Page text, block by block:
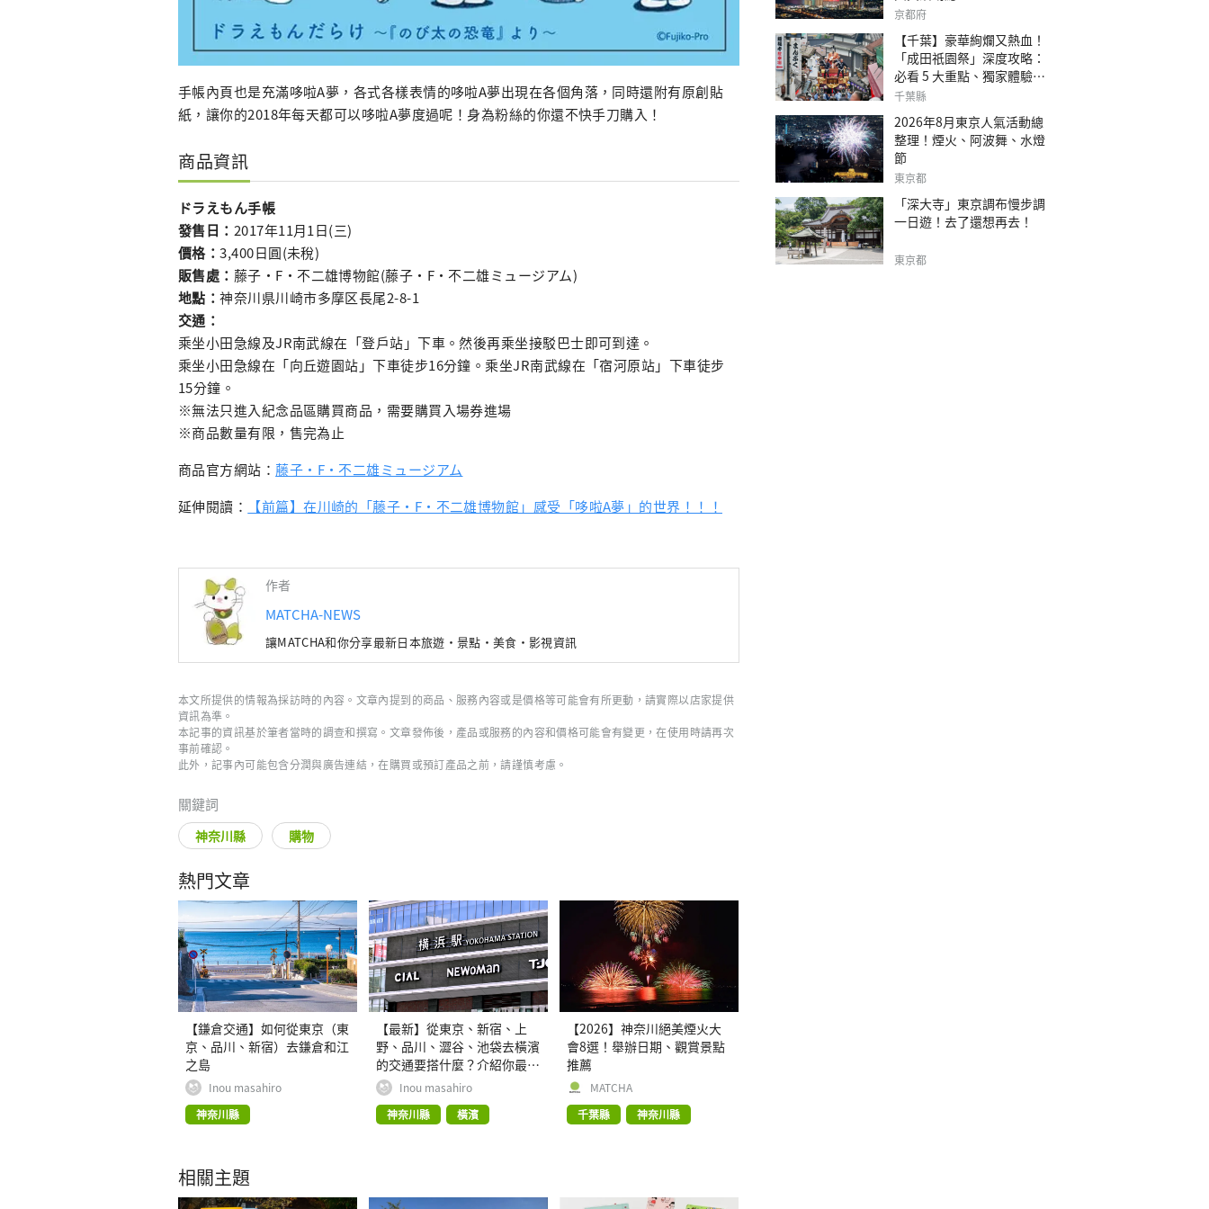
手帳內頁也是充滿哆啦A夢，各式各樣表情的哆啦A夢出現在各個角落，同時還附有原創貼
紙，讓你的2018年每天都可以哆啦A夢度過呢！身為粉絲的你還不快手刀購入！
商品資訊
ドラえもん手帳
發售日： 2017年11月1日(三)
價格：3,400日圓(未稅)
販售處： 藤子・F・不二雄博物館(藤子・F・不二雄ミュージアム)
地點：神奈川県川崎市多摩区長尾2-8-1
交通：
乘坐小田急線及JR南武線在「登戶站」下車。然後再乘坐接駁巴士即可到達。
乘坐小田急線在「向丘遊園站」下車徒步16分鐘。乘坐JR南武線在「宿河原站」下車徒步
15分鐘。
※無法只進入紀念品區購買商品，需要購買入場券進場
※商品數量有限，售完為止
商品官方網站： 藤子・F・不二雄ミュージアム
延伸閱讀：
【前篇】在川崎的「藤子・F・不二雄博物館」感受「哆啦A夢」的世界！！！
作者
MATCHA-NEWS
讓MATCHA和你分享最新日本旅遊・景點・美食・影視資訊
本文所提供的情報為採訪時的內容。文章內提到的商品、服務內容或是價格等可能會有所更動，請實際以店家提供
資訊為準。
本記事的資訊基於筆者當時的調查和撰寫。文章發佈後，產品或服務的內容和價格可能會有變更，在使用時請再次
事前確認。
此外，記事內可能包含分潤與廣告連結，在購買或預訂產品之前，請謹慎考慮。
關鍵詞
神奈川縣 購物
熱門文章
【鎌倉交通】如何從東京（東
京、品川、新宿）去鎌倉和江
之島
Inou masahiro
神奈川縣
【最新】從東京、新宿、上
野、品川、澀谷、池袋去橫濱
的交通要搭什麼？介紹你最方
便又快速的方式
Inou masahiro
神奈川縣
橫濱
【2026】神奈川絕美煙火大
會8選！舉辦日期、觀賞景點
推薦
MATCHA
千葉縣
神奈川縣
相關主題
京都府
【千葉】豪華絢爛又熱血！
「成田祇園祭」深度攻略：
必看 5 大重點、獨家體驗指
南
千葉縣
2026年8月東京人氣活動總
整理！煙火、阿波舞、水燈
節
東京都
「深大寺」東京調布慢步調
一日遊！去了還想再去！
東京都